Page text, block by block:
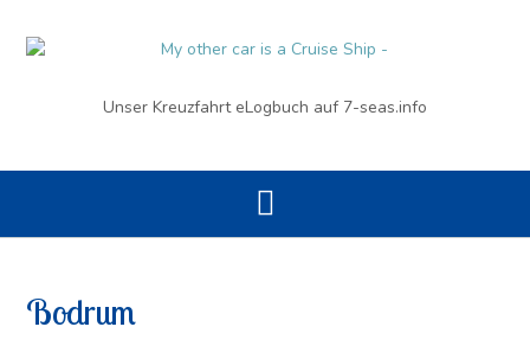
Unser Kreuzfahrt eLogbuch auf 7-seas.info
Bodrum